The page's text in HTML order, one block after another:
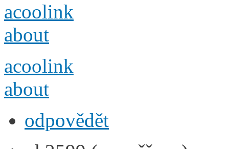
acoolink
about
acoolink
about
odpovědět